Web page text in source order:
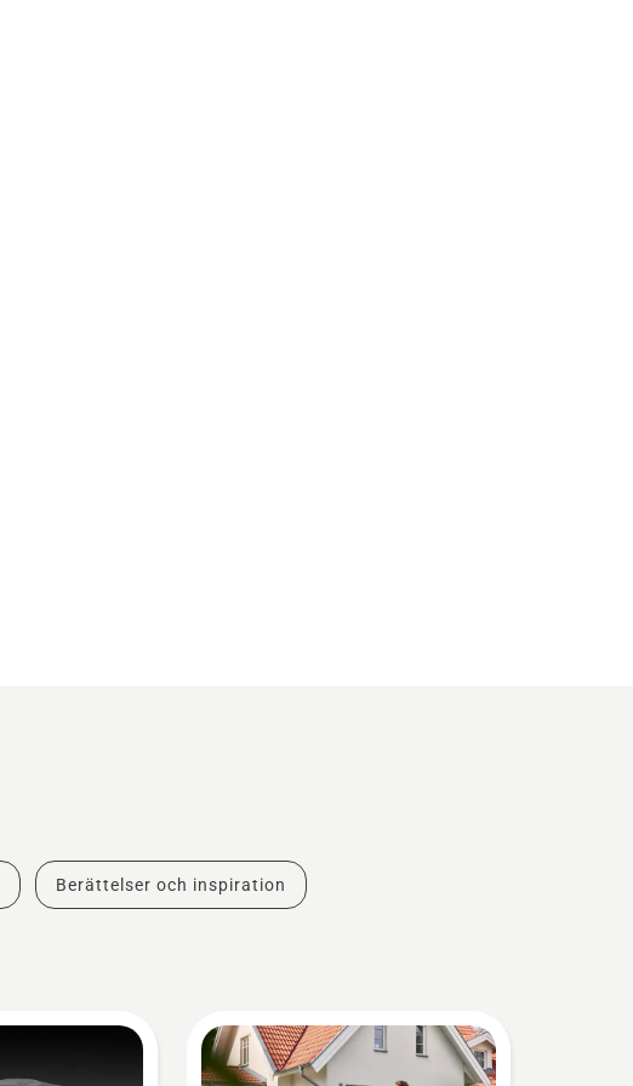
Berättelser och inspiration